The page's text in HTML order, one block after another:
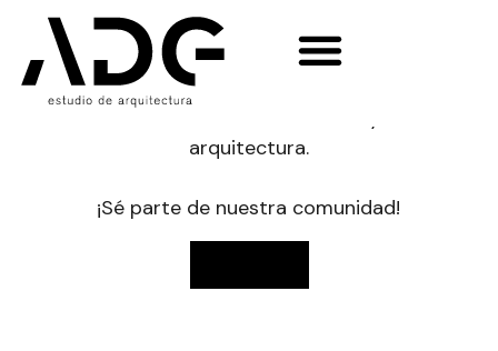
NOVEDADES
Enterate del día a día de tu obra,
lanzamientos de nuevos proyectos,
arquitectura.
¡Sé parte de nuestra comunidad!